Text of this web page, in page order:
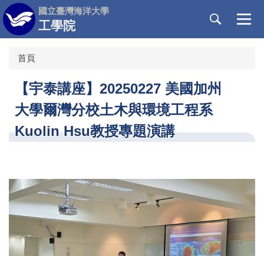
跳
到
主
國立臺灣海洋大學
工學院
首頁
【宇泰講座】20250227 美國加州
大學爾灣分校土木與環境工程系
Kuolin Hsu教授專題演講